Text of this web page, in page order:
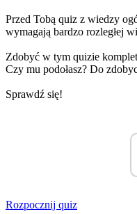
Przed Tobą quiz z wiedzy
wymagają bardzo rozległej
Zdobyć w tym quizie
Czy mu podołasz? Do
Sprawdź się!
Rozpocznij quiz